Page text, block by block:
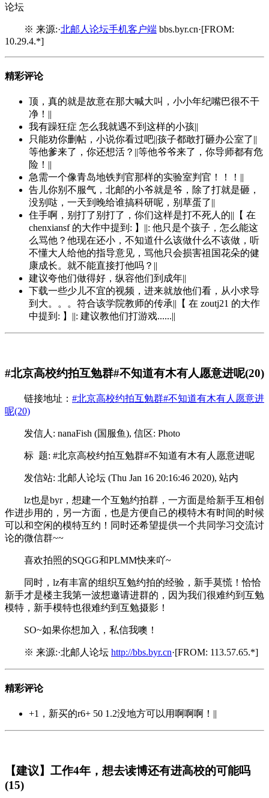
论坛
※ 来源:·北邮人论坛手机客户端 bbs.byr.cn·[FROM:
10.29.4.*]
精彩评论
顶，真的就是故意在那大喊大叫，小小年纪嘴巴很不干
净！||
我有躁狂症 怎么我就遇不到这样的小孩||
只能劝你删帖，小说你看过吧||孩子都敢打砸办公室了||
等他爹来了，你还想活？||等他爷爷来了，你导师都有危
险！||
急需一个像青岛地铁判官那样的实验室判官！！！||
告儿你别不服气，北邮的小爷就是爷，除了打就是砸，
没别哒，一天到晚给谁搞科研呢，别草蛋了||
住手啊，别打了别打了，你们这样是打不死人的||【 在
chenxiansf 的大作中提到: 】||: 他只是个孩子，怎么能这
么骂他？他现在还小，不知道什么该做什么不该做，听
不懂大人给他的指导意见，骂他只会损害祖国花朵的健
康成长。就不能直接打他吗？||
建议夸他们做得好，纵容他们到成年||
下载一些少儿不宜的视频，进来就放他们看，从小求导
到大。。。符合该学院教师的传承||【 在 zoutj21 的大作
中提到: 】||: 建议教他们打游戏......||
#北京高校约拍互勉群#不知道有木有人愿意进呢(20)
链接地址： #北京高校约拍互勉群#不知道有木有人愿意进
呢(20)
发信人: nanaFish (国服鱼), 信区: Photo
标 题: #北京高校约拍互勉群#不知道有木有人愿意进呢
发信站: 北邮人论坛 (Thu Jan 16 20:16:46 2020), 站内
lz也是byr，想建一个互勉约拍群，一方面是给新手互相创
作进步用的，另一方面，也是方便自己的模特木有时间的时候
可以和空闲的模特互约！同时还希望提供一个共同学习交流讨
论的微信群~~
喜欢拍照的SQGG和PLMM快来吖~
同时，lz有丰富的组织互勉约拍的经验，新手莫慌！恰恰
新手才是楼主我第一波想邀请进群的，因为我们很难约到互勉
模特，新手模特也很难约到互勉摄影！
SO~如果你想加入，私信我噢！
※ 来源:·北邮人论坛 http://bbs.byr.cn·[FROM: 113.57.65.*]
精彩评论
+1，新买的r6+ 50 1.2没地方可以用啊啊啊！||
【建议】工作4年，想去读博还有进高校的可能吗
(15)